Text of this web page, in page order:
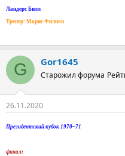
Ландерс Билл
Тренер: Морис Филион
G Gor1645
Старожил форума
26.11.2020
Президентский кубок 1970–71
финал: